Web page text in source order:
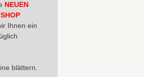
NEUEN
Ihnen ein
blättern.